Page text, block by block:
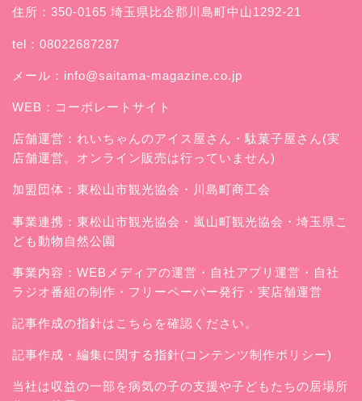
住所：350-0165 埼玉県比企郡川島町中山1292-21
tel：08022687287
メール： info@saitama-magazine.co.jp
WEB： コーポレートサイト
店舗運営： れいちゃんのアイス屋さん ・駄菓子屋さん(実
店舗運営。オンライン販売は行っていません)
加盟団体：東松山市観光協会・川島町商工会
事業連携：東松山市観光協会・嵐山町観光協会・埼玉県こ
ども動物自然公園
事業内容：WEBメディアの運営・自社アプリ運営・自社
ラジオ番組の制作・フリーペーパー発行・実店舗運営
記事作成の指針はこちらを確認ください。
記事作成・編集に関する指針(コンテンツ制作ポリシー)
当社は収益の一部を病気の子の支援や子どもたちの居場所